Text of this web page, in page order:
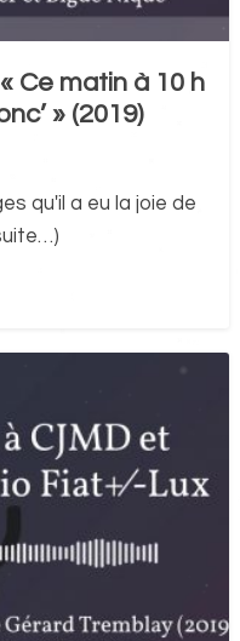
Ce matin à 10 h
» (2019)
qu'il a eu la joie de